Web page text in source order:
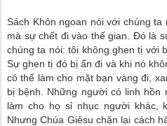
Sách Khôn ngoan nói với chúng
mà sự chết đi vào thế gian. Đó là
chúng ta nói: tôi không ghen tị với
Sự ghen tị đó bị ẩn đi và khi nó
có thể làm cho mặt bạn vàng đi,
bị bệnh. Những người có linh hồn
làm cho họ sỉ nhục người khác,
Nhưng Chúa Giêsu chặn lại cách